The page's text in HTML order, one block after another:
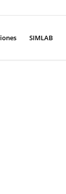
SIMLAB